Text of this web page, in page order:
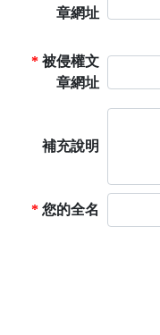
章網址
* 被侵權文
章網址
補充說明
* 您的全名